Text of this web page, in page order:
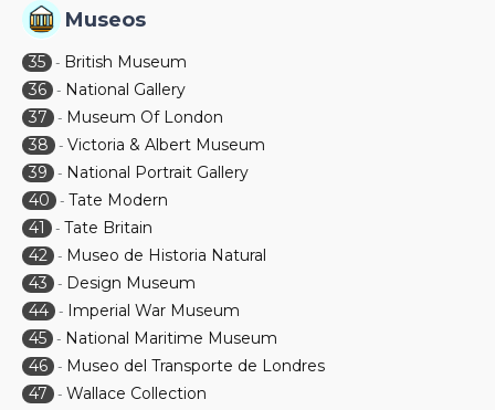
Museos
35 - British Museum
36 - National Gallery
37
- Museum Of London
38
- Victoria & Albert Museum
39
- National Portrait Gallery
40
- Tate Modern
41
- Tate Britain
42 - Museo de Historia Natural
43
- Design Museum
44 - Imperial War Museum
45 - National Maritime Museum
46 - Museo del Transporte de Londres
47
- Wallace Collection